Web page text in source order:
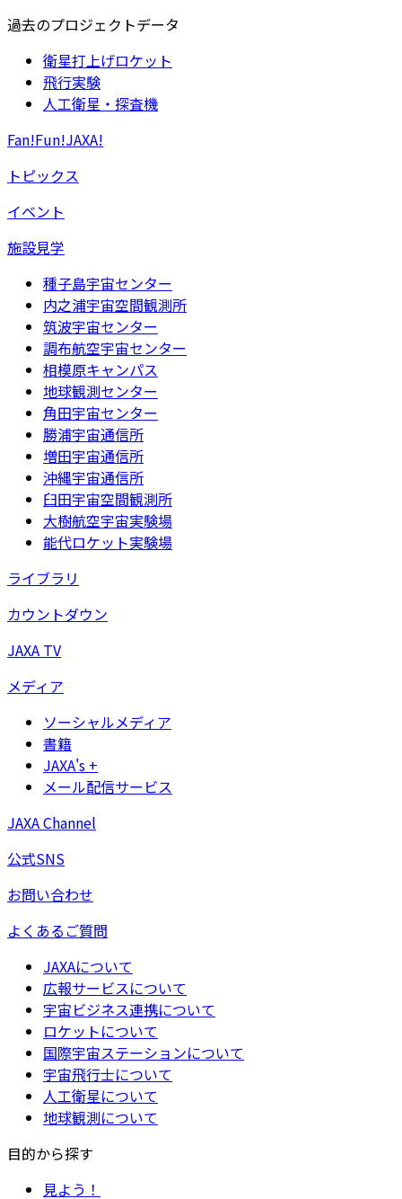
過去のプロジェクトデータ
衛星打上げロケット
飛行実験
人工衛星・探査機
Fan!Fun!JAXA!
トピックス
イベント
施設見学
種子島宇宙センター
内之浦宇宙空間観測所
筑波宇宙センター
調布航空宇宙センター
相模原キャンパス
地球観測センター
角田宇宙センター
勝浦宇宙通信所
増田宇宙通信所
沖縄宇宙通信所
臼田宇宙空間観測所
大樹航空宇宙実験場
能代ロケット実験場
ライブラリ
カウントダウン
JAXA TV
メディア
ソーシャルメディア
書籍
JAXA's +
メール配信サービス
JAXA Channel
公式SNS
お問い合わせ
よくあるご質問
JAXAについて
広報サービスについて
宇宙ビジネス連携について
ロケットについて
国際宇宙ステーションについて
宇宙飛行士について
人工衛星について
地球観測について
目的から探す
見よう！